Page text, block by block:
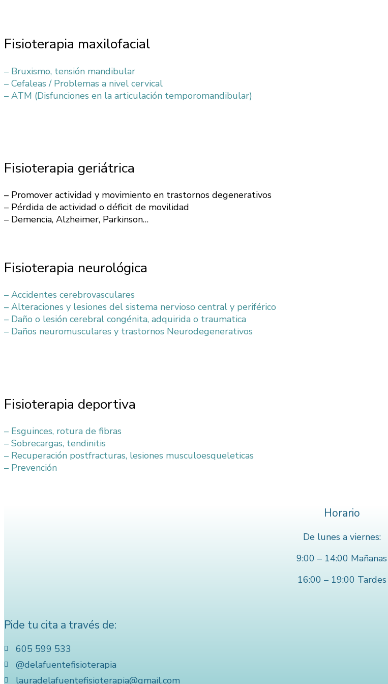
Fisioterapia maxilofacial
– Bruxismo, tensión mandibular
– Cefaleas / Problemas a nivel cervical
– ATM (Disfunciones en la articulación temporomandibular)
Fisioterapia geriátrica
– Promover actividad y movimiento en trastornos degenerativos
– Pérdida de actividad o déficit de movilidad
– Demencia, Alzheimer, Parkinson…
Fisioterapia neurológica
– Accidentes cerebrovasculares
– Alteraciones y lesiones del sistema nervioso central y periférico
– Daño o lesión cerebral congénita, adquirida o traumatica
– Daños neuromusculares y trastornos Neurodegenerativos
Fisioterapia deportiva
– Esguinces, rotura de fibras
– Sobrecargas, tendinitis
– Recuperación postfracturas, lesiones musculoesqueleticas
– Prevención
Horario
De lunes a viernes:
9:00 – 14:00 Mañanas
16:00 – 19:00 Tardes
Pide tu cita a través de:
605 599 533
@delafuentefisioterapia
lauradelafuentefisioterapia@gmail.com